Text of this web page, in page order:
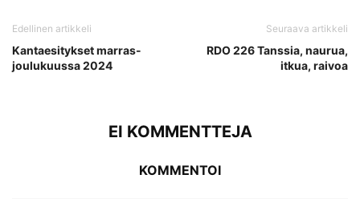
Edellinen artikkeli
Kantaesitykset marras-
joulukuussa 2024
Seuraava artikkeli
RDO 226 Tanssia, naurua,
itkua, raivoa
EI KOMMENTTEJA
KOMMENTOI